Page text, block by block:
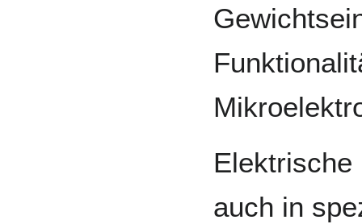
Elektrische
auch in